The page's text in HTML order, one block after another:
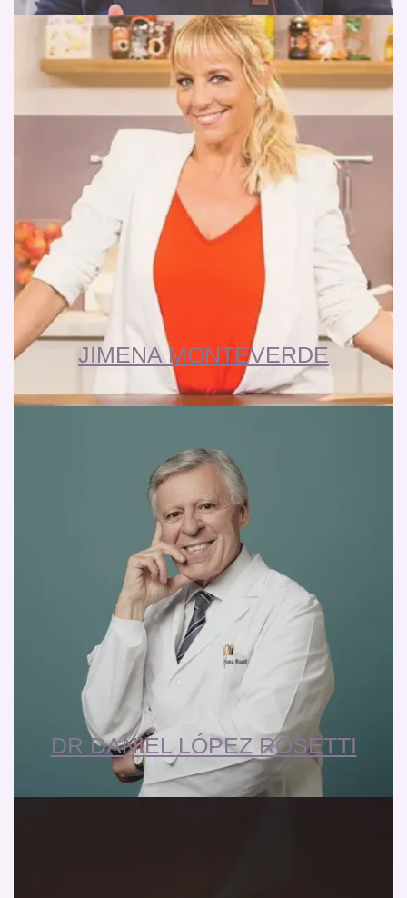
JIMENA MONTEVERDE
DR DANIEL LÓPEZ ROSETTI